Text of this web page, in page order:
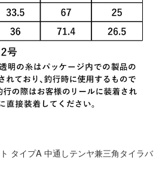
タイプA 中通しテンヤ兼三角タイラバ